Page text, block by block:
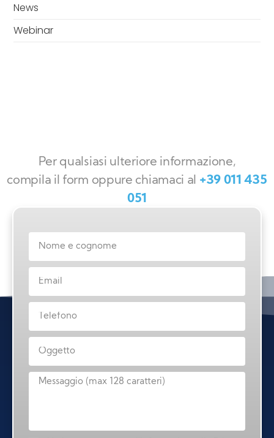
News
Webinar
Per qualsiasi ulteriore informazione,
compila il form oppure chiamaci al +39 011 435
051